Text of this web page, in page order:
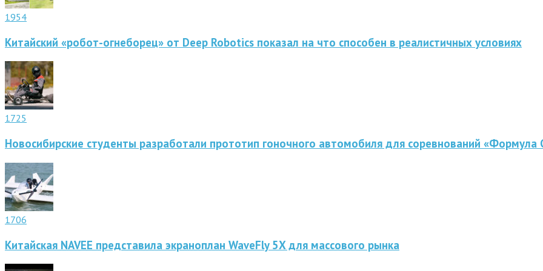
1954
Китайский «робот-огнеборец» от Deep Robotics показал на что способен в реалистичных условиях
1725
Новосибирские студенты разработали прототип гоночного автомобиля для соревнований «Формула
1706
Китайская NAVEE представила экраноплан WaveFly 5X для массового рынка